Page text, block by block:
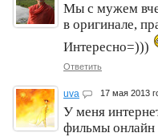
Мы с мужем
в оригинале,
Интересно=)))
Ответить
uva 17 мая 2013
У меня
фильмы онлайн